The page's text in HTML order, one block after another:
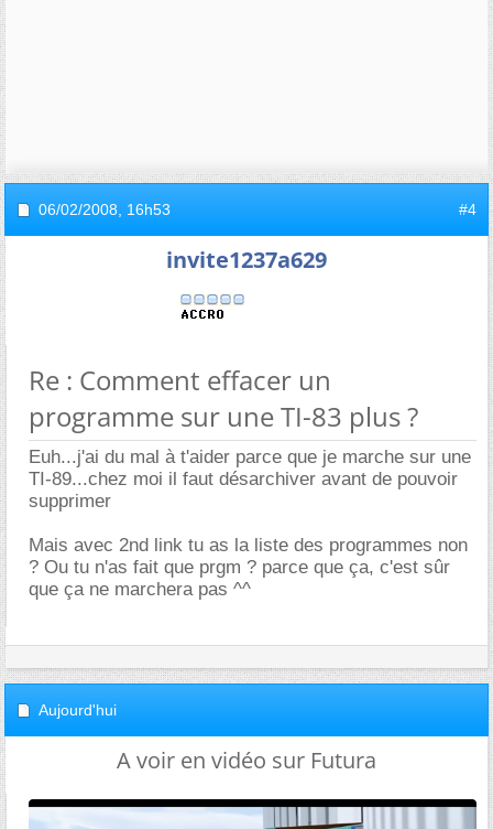
06/02/2008, 16h53 #4
invite1237a629
Re : Comment effacer un
programme sur une TI-83 plus ?
Euh...j'ai du mal à t'aider parce que je marche sur une
TI-89...chez moi il faut désarchiver avant de pouvoir
supprimer
Mais avec 2nd link tu as la liste des programmes non
? Ou tu n'as fait que prgm ? parce que ça, c'est sûr
que ça ne marchera pas ^^
Aujourd'hui
A voir en vidéo sur Futura